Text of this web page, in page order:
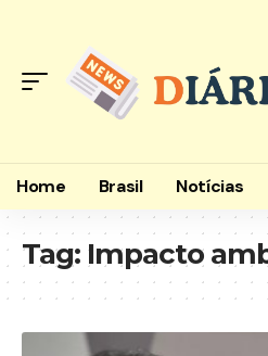
Home Brasil Notícias
Tag: Impacto